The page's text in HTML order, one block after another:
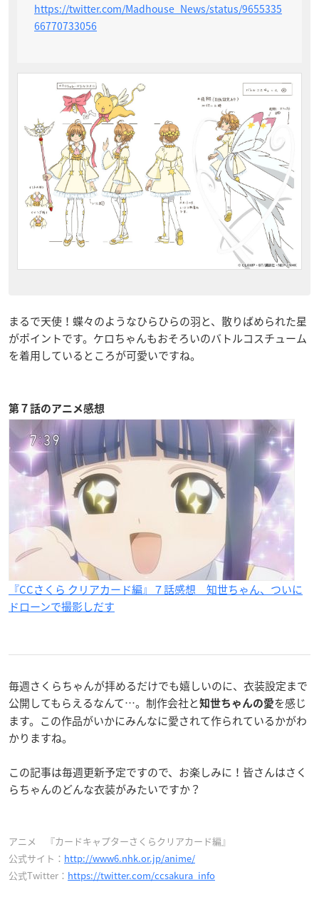
https://twitter.com/Madhouse_News/status/9655335
66770733056
まるで天使！蝶々のようなひらひらの羽と、散りばめられた星
がポイントです。ケロちゃんもおそろいのバトルコスチューム
を着用しているところが可愛いですね。
第７ 話のアニメ感想
『CCさくら クリアカード編』７話感想 知世ちゃん、ついに
ドローンで撮影しだす
毎週さくらちゃんが拝めるだけでも嬉しいのに、衣装設定まで
公開してもらえるなんて…。制作会社と知世ちゃんの愛を感じ
ます。この作品がいかにみんなに愛されて作られているかがわ
かりますね。
この記事は毎週更新予定ですので、お楽しみに！皆さんはさく
らちゃんのどんな衣装がみたいですか？
アニメ 『カードキャプターさくらクリアカード編』
公式サイト： http://www6.nhk.or.jp/anime/
公式Twitter： https://twitter.com/ccsakura_info